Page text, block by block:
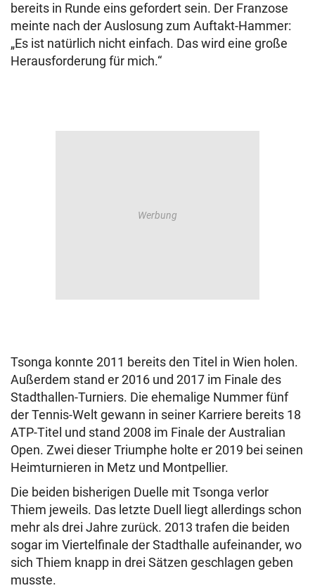
bereits in Runde eins gefordert sein. Der Franzose
meinte nach der Auslosung zum Auftakt-Hammer:
„Es ist natürlich nicht einfach. Das wird eine große
Herausforderung für mich.“
Tsonga konnte 2011 bereits den Titel in Wien holen.
Außerdem stand er 2016 und 2017 im Finale des
Stadthallen-Turniers. Die ehemalige Nummer fünf
der Tennis-Welt gewann in seiner Karriere bereits 18
ATP-Titel und stand 2008 im Finale der Australian
Open. Zwei dieser Triumphe holte er 2019 bei seinen
Heimturnieren in Metz und Montpellier.
Die beiden bisherigen Duelle mit Tsonga verlor
Thiem jeweils. Das letzte Duell liegt allerdings schon
mehr als drei Jahre zurück. 2013 trafen die beiden
sogar im Viertelfinale der Stadthalle aufeinander, wo
sich Thiem knapp in drei Sätzen geschlagen geben
musste.